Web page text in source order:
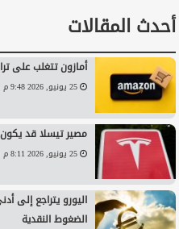
أحدث المقالات
أمازون تتغلب على
25 يونيو, 2026 9:48 م
مصير تيسلا قد يكون
25 يونيو, 2026 8:11 م
اليورو يتراجع إلى
الضغوط النقدية